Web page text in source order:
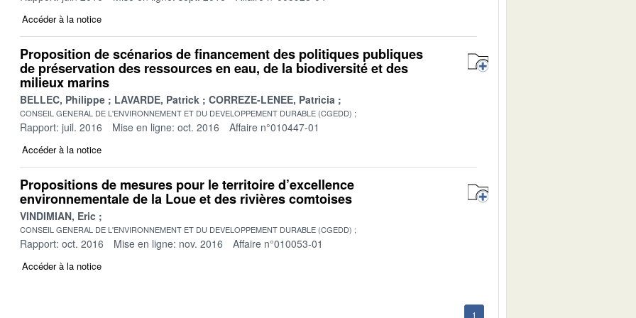
Accéder à la notice
Proposition de scénarios de financement des politiques publiques
de préservation des ressources en eau, de la biodiversité et des
milieux marins
BELLEC, Philippe LAVARDE, Patrick CORREZE-LENEE, Patricia
CONSEIL GENERAL DE L'ENVIRONNEMENT ET DU DEVELOPPEMENT DURABLE (CGEDD)
Rapport: juil. 2016 Mise en ligne: oct. 2016 Affaire n°010447-01
Accéder à la notice
Propositions de mesures pour le territoire d’excellence
environnementale de la Loue et des rivières comtoises
VINDIMIAN, Eric
CONSEIL GENERAL DE L'ENVIRONNEMENT ET DU DEVELOPPEMENT DURABLE (CGEDD)
Rapport: oct. 2016 Mise en ligne: nov. 2016 Affaire n°010053-01
Accéder à la notice
1